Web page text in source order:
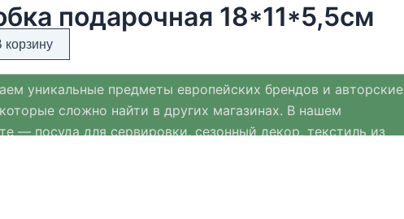
подарочная 18*11*5,5см
корзину
уникальные предметы европейских брендов и авторские
сложно найти в других магазинах. В нашем
— посуда для сервировки, сезонный декор, текстиль из